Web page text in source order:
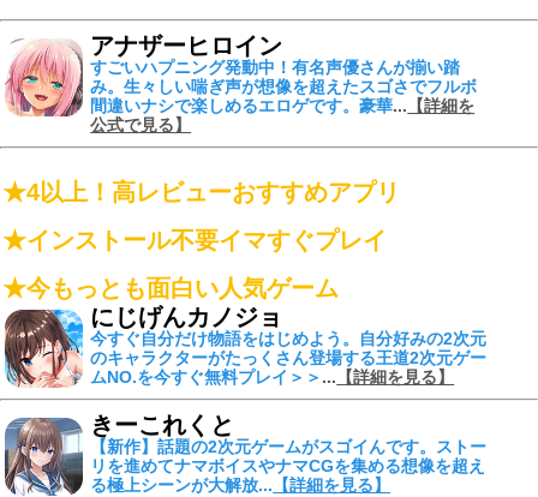
アナザーヒロイン
すごいハプニング発動中！有名声優さんが揃い踏
み。生々しい喘ぎ声が想像を超えたスゴさでフルボ
間違いナシで楽しめるエロゲです。豪華... 【詳細を
公式で見る】
★4以上！高レビューおすすめアプリ
★インストール不要イマすぐプレイ
★今もっとも面白い人気ゲーム
にじげんカノジョ
今すぐ自分だけ物語をはじめよう。自分好みの2次元
のキャラクターがたっくさん登場する王道2次元ゲー
ムNO.を今すぐ無料プレイ＞＞ ... 【詳細を見る】
きーこれくと
【新作】話題の2次元ゲームがスゴイんです。ストー
リを進めてナマボイスやナマCGを集める想像を超え
る極上シーンが大解放... 【詳細を見る】